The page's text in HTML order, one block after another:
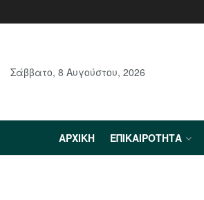
Σάββατο, 8 Αυγούστου, 2026
ΑΡΧΙΚΉ ΕΠΙΚΑΙΡΌΤΗΤΑ